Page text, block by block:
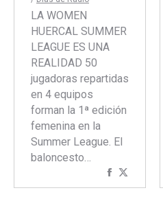
LA WOMEN
HUERCAL SUMMER
LEAGUE ES UNA
REALIDAD 50
jugadoras repartidas
en 4 equipos
forman la 1ª edición
femenina en la
Summer League. El
baloncesto…
Compartir
concon